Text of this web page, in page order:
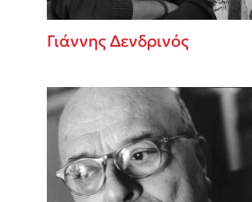
Γιάννης Δενδρινός